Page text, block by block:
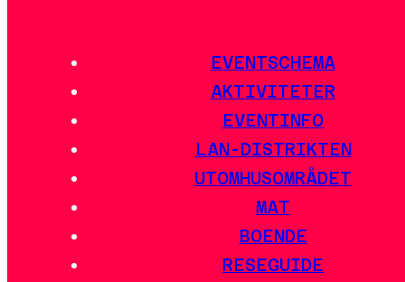
EVENTSCHEMA
AKTIVITETER
EVENTINFO
LAN-DISTRIKTEN
UTOMHUSOMRÅDET
MAT
BOENDE
RESEGUIDE